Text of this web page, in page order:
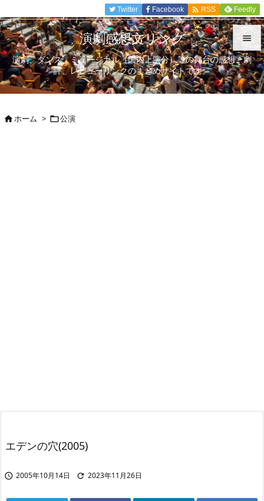


メニュ

Twitter Facebook  RSS Feedly
演劇感想文リンク
演劇、ダンス、ミュージカル（国内上演分）等の舞台の感想、劇
評、レビューリンクのまとめサイトです。
ホーム > 公演
エデンの穴(2005)
 2005年10月14日  2023年11月26日